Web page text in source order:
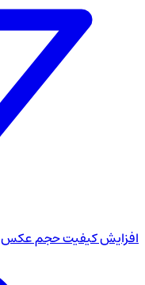
افزایش کیفیت حجم عکس